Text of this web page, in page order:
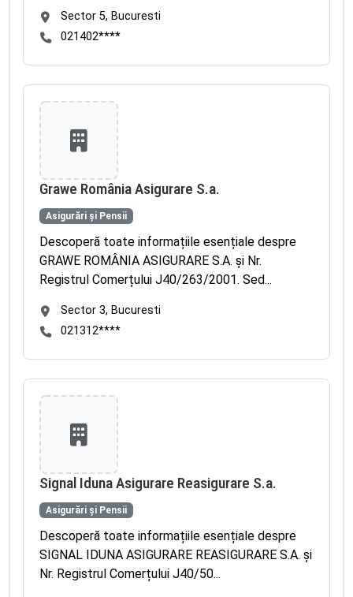
Sector 5, Bucuresti
021402****
Grawe România Asigurare S.a.
Asigurări și Pensii
Descoperă toate informațiile esențiale despre
GRAWE ROMÂNIA ASIGURARE S.A. și Nr.
Registrul Comerțului J40/263/2001. Sed...
Sector 3, Bucuresti
021312****
Signal Iduna Asigurare Reasigurare S.a.
Asigurări și Pensii
Descoperă toate informațiile esențiale despre
SIGNAL IDUNA ASIGURARE REASIGURARE S.A. și
Nr. Registrul Comerțului J40/50...